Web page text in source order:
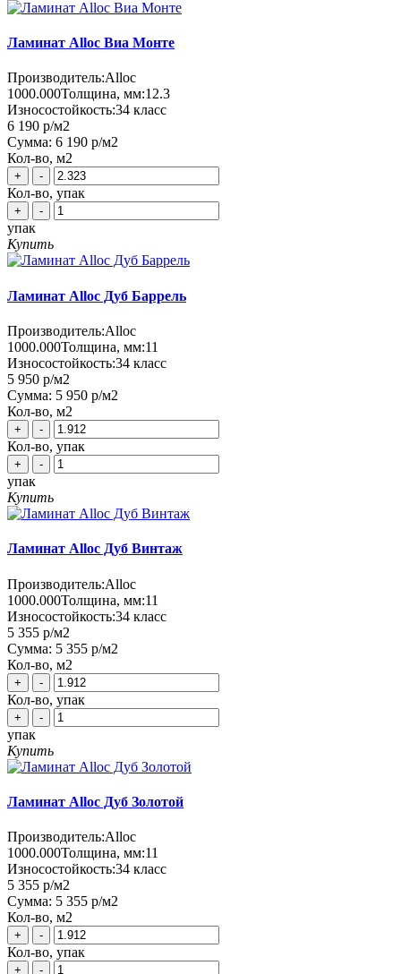
Ламинат Alloc Виа Монте
Производитель:Alloc
1000.000Толщина, мм:12.3
Износостойкость:34 класс
6 190 р/м2
Сумма: 6 190 р/м2
Кол-во, м2
+ -
Кол-во, упак
+ -
упак
Купить
Ламинат Alloc Дуб Баррель
Производитель:Alloc
1000.000Толщина, мм:11
Износостойкость:34 класс
5 950 р/м2
Сумма: 5 950 р/м2
Кол-во, м2
+ -
Кол-во, упак
+ -
упак
Купить
Ламинат Alloc Дуб Винтаж
Производитель:Alloc
1000.000Толщина, мм:11
Износостойкость:34 класс
5 355 р/м2
Сумма: 5 355 р/м2
Кол-во, м2
+ -
Кол-во, упак
+ -
упак
Купить
Ламинат Alloc Дуб Золотой
Производитель:Alloc
1000.000Толщина, мм:11
Износостойкость:34 класс
5 355 р/м2
Сумма: 5 355 р/м2
Кол-во, м2
+ -
Кол-во, упак
+ -